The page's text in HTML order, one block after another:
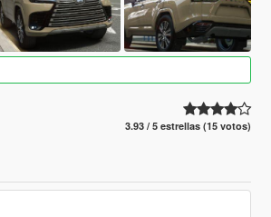
3.93 / 5 estrellas (15 votos)